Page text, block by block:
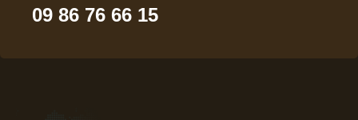
09 86 76 66 15